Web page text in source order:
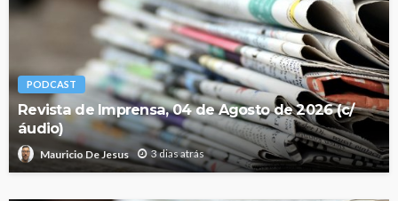
PODCAST
Revista de Imprensa, 04 de Agosto de 2026 (c/
áudio)
Mauricio De Jesus 3 dias atrás